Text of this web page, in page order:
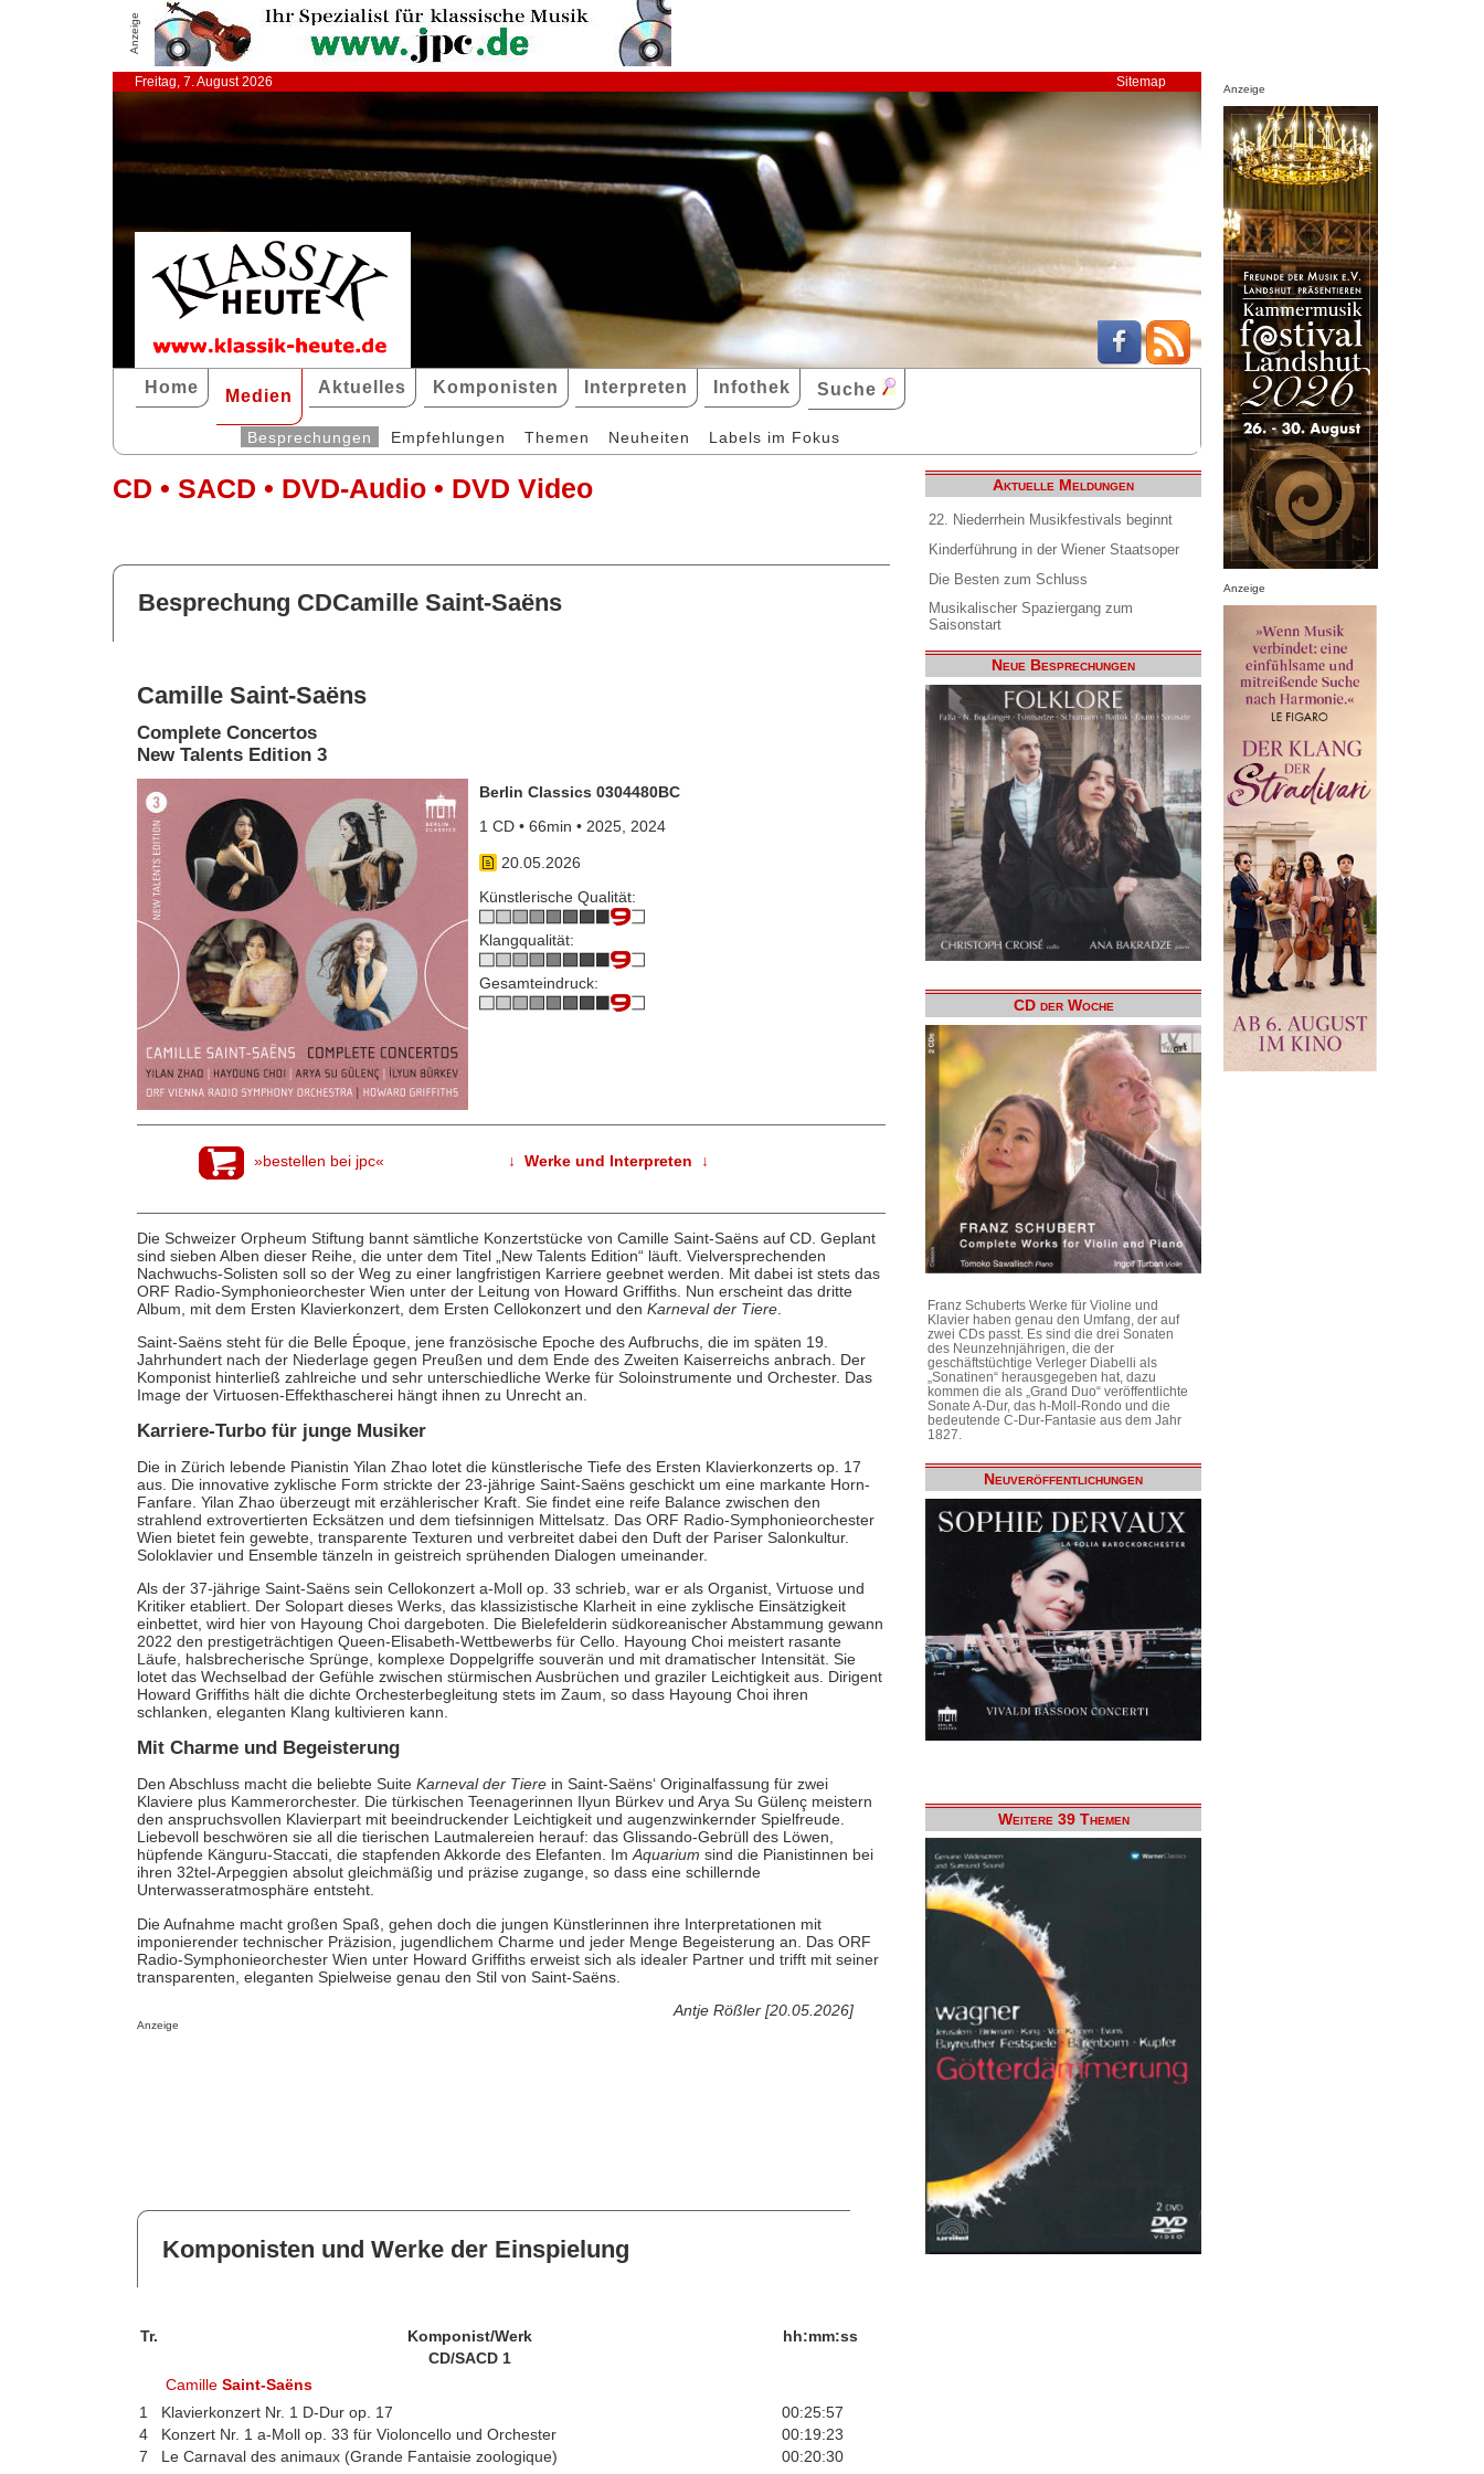
Anzeige
Freitag, 7. August 2026 Sitemap
Home Medien Aktuelles Komponisten Interpreten Infothek Suche
Besprechungen Empfehlungen Themen Neuheiten Labels im Fokus
CD • SACD • DVD-Audio • DVD Video
Besprechung CDCamille Saint-Saëns
Camille Saint-Saëns
Complete Concertos
New Talents Edition 3
Berlin Classics 0304480BC
1 CD • 66min • 2025, 2024
20.05.2026
Künstlerische Qualität:
Klangqualität:
Gesamteindruck:
»bestellen bei jpc« ↓ Werke und Interpreten ↓
Die Schweizer Orpheum Stiftung bannt sämtliche Konzertstücke von Camille Saint-Saëns auf CD. Geplant
sind sieben Alben dieser Reihe, die unter dem Titel „New Talents Edition“ läuft. Vielversprechenden
Nachwuchs-Solisten soll so der Weg zu einer langfristigen Karriere geebnet werden. Mit dabei ist stets das
ORF Radio-Symphonieorchester Wien unter der Leitung von Howard Griffiths. Nun erscheint das dritte
Album, mit dem Ersten Klavierkonzert, dem Ersten Cellokonzert und den Karneval der Tiere.
Saint-Saëns steht für die Belle Époque, jene französische Epoche des Aufbruchs, die im späten 19.
Jahrhundert nach der Niederlage gegen Preußen und dem Ende des Zweiten Kaiserreichs anbrach. Der
Komponist hinterließ zahlreiche und sehr unterschiedliche Werke für Soloinstrumente und Orchester. Das
Image der Virtuosen-Effekthascherei hängt ihnen zu Unrecht an.
Karriere-Turbo für junge Musiker
Die in Zürich lebende Pianistin Yilan Zhao lotet die künstlerische Tiefe des Ersten Klavierkonzerts op. 17
aus. Die innovative zyklische Form strickte der 23-jährige Saint-Saëns geschickt um eine markante Horn-
Fanfare. Yilan Zhao überzeugt mit erzählerischer Kraft. Sie findet eine reife Balance zwischen den
strahlend extrovertierten Ecksätzen und dem tiefsinnigen Mittelsatz. Das ORF Radio-Symphonieorchester
Wien bietet fein gewebte, transparente Texturen und verbreitet dabei den Duft der Pariser Salonkultur.
Soloklavier und Ensemble tänzeln in geistreich sprühenden Dialogen umeinander.
Als der 37-jährige Saint-Saëns sein Cellokonzert a-Moll op. 33 schrieb, war er als Organist, Virtuose und
Kritiker etabliert. Der Solopart dieses Werks, das klassizistische Klarheit in eine zyklische Einsätzigkeit
einbettet, wird hier von Hayoung Choi dargeboten. Die Bielefelderin südkoreanischer Abstammung gewann
2022 den prestigeträchtigen Queen-Elisabeth-Wettbewerbs für Cello. Hayoung Choi meistert rasante
Läufe, halsbrecherische Sprünge, komplexe Doppelgriffe souverän und mit dramatischer Intensität. Sie
lotet das Wechselbad der Gefühle zwischen stürmischen Ausbrüchen und graziler Leichtigkeit aus. Dirigent
Howard Griffiths hält die dichte Orchesterbegleitung stets im Zaum, so dass Hayoung Choi ihren
schlanken, eleganten Klang kultivieren kann.
Mit Charme und Begeisterung
Den Abschluss macht die beliebte Suite Karneval der Tierein Saint-Saëns‘ Originalfassung für zwei
Klaviere plus Kammerorchester. Die türkischen Teenagerinnen Ilyun Bürkev und Arya Su Gülenç meistern
den anspruchsvollen Klavierpart mit beeindruckender Leichtigkeit und augenzwinkernder Spielfreude.
Liebevoll beschwören sie all die tierischen Lautmalereien herauf: das Glissando-Gebrüll des Löwen,
hüpfende Känguru-Staccati, die stapfenden Akkorde des Elefanten. ImAquarium sind die Pianistinnen bei
ihren 32tel-Arpeggien absolut gleichmäßig und präzise zugange, so dass eine schillernde
Unterwasseratmosphäre entsteht.
Die Aufnahme macht großen Spaß, gehen doch die jungen Künstlerinnen ihre Interpretationen mit
imponierender technischer Präzision, jugendlichem Charme und jeder Menge Begeisterung an. Das ORF
Radio-Symphonieorchester Wien unter Howard Griffiths erweist sich als idealer Partner und trifft mit seiner
transparenten, eleganten Spielweise genau den Stil von Saint-Saëns.
Antje Rößler [20.05.2026]
Anzeige
Komponisten und Werke der Einspielung
Tr. Komponist/Werk
hh:mm:ss
CD/SACD 1
CamilleSaint-Saëns
1
Klavierkonzert Nr. 1 D-Dur op. 17
00:25:57
4
Konzert Nr. 1 a-Moll op. 33 für Violoncello und Orchester
00:19:23
7
Le Carnaval des animaux (Grande Fantaisie zoologique) 00:20:30
Aktuelle Meldungen
22. Niederrhein Musikfestivals beginnt
Kinderführung in der Wiener Staatsoper
Die Besten zum Schluss
Musikalischer Spaziergang zum
Saisonstart
Neue Besprechungen
CD der Woche
Franz Schuberts Werke für Violine und
Klavier haben genau den Umfang, der auf
zwei CDs passt. Es sind die drei Sonaten
des Neunzehnjährigen, die der
geschäftstüchtige Verleger Diabelli als
„Sonatinen“ herausgegeben hat, dazu
kommen die als „Grand Duo“ veröffentlichte
Sonate A-Dur, das h-Moll-Rondo und die
bedeutende C-Dur-Fantasie aus dem Jahr
1827.
Neuveröffentlichungen
Weitere 39 Themen
Anzeige
Anzeige